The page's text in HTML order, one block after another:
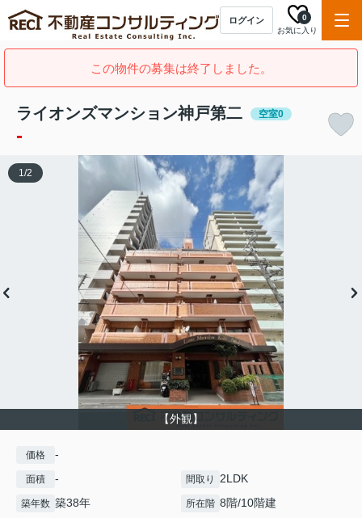
ログイン
お気に入り
0
この物件の募集は終了しました。
ライオンズマンション神戸第二 空室0
-
【外観】
1/2
価格 -
面積 - 間取り 2LDK
築年数 築38年 所在階 8階/10階建